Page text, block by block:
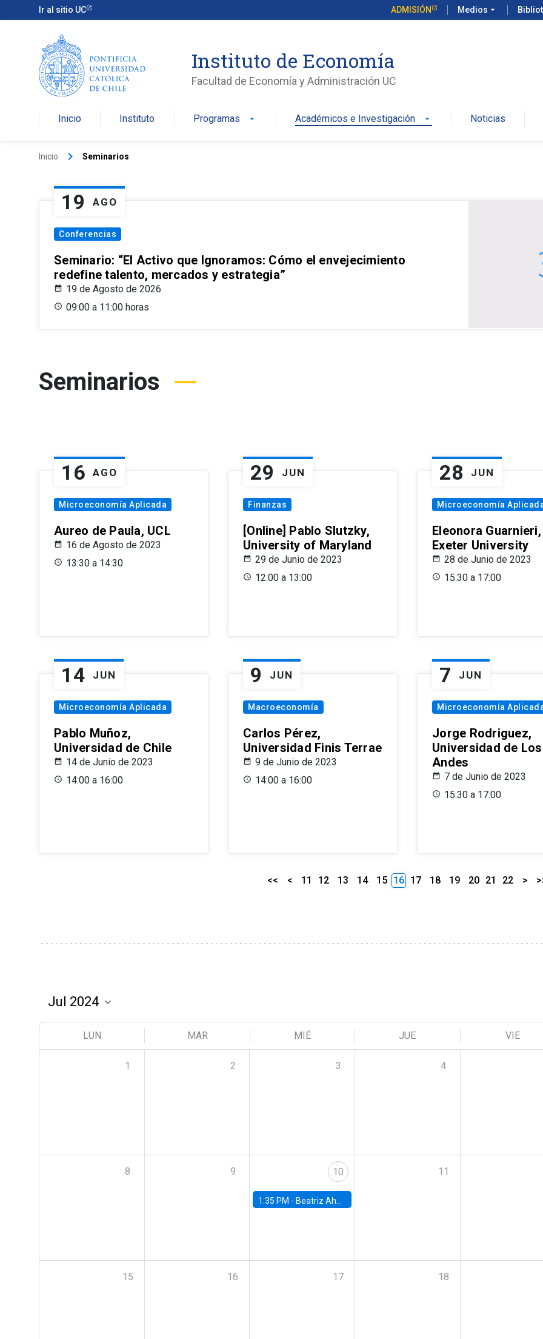
Ir al sitio UC ADMISIÓN Medios arrow_drop_down
Instituto de Economía
Facultad de Economía y Administración UC
Inicio Instituto Programas arrow_drop_down Académicos e Investigación arrow_drop_down Noticias
Inicio keyboard_arrow_right Seminarios
19 AGO
Conferencias
Seminario: “El Activo que Ignoramos: Cómo el envejecimiento
redefine talento, mercados y estrategia”
19 de Agosto de 2026
09:00 a 11:00 horas
Seminarios
16 AGO
Microeconomía Aplicada
Aureo de Paula, UCL
16 de Agosto de 2023
13:30 a 14:30
29 JUN
Finanzas
[Online] Pablo Slutzky,
University of Maryland
29 de Junio de 2023
12:00 a 13:00
28 JUN
Microeconomía
Eleonora Guarnieri,
Exeter University
28 de Junio de 2023
15:30 a 17:00
14 JUN
Microeconomía Aplicada
Pablo Muñoz,
Universidad de Chile
14 de Junio de 2023
14:00 a 16:00
9 JUN
Macroeconomía
Carlos Pérez,
Universidad Finis Terrae
9 de Junio de 2023
14:00 a 16:00
7 JUN
Microeconomía
Jorge Rodriguez,
Universidad de Los
Andes
7 de Junio de 2023
15:30 a 17:00
<< < 11 12 13 14 15 16 17 18 19 20 21 22 >
LUN MAR MIÉ JUE VIE
1 2 3 4
8 9 10
1:35 PM - Beatriz Ahumada, PhD candidate, Universidad de Pittsburgh
11
15 16 17 18